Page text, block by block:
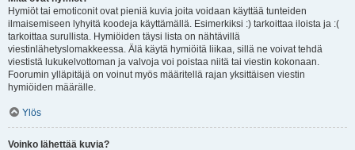
Hymiöt tai emoticonit ovat pieniä kuvia joita voidaan käyttää tunteiden
ilmaisemiseen lyhyitä koodeja käyttämällä. Esimerkiksi :) tarkoittaa iloista ja :(
tarkoittaa surullista. Hymiöiden täysi lista on nähtävillä
viestinlähetyslomakkeessa. Älä käytä hymiöitä liikaa, sillä ne voivat tehdä
viestistä lukukelvottoman ja valvoja voi poistaa niitä tai viestin kokonaan.
Foorumin ylläpitäjä on voinut myös määritellä rajan yksittäisen viestin
hymiöiden määrälle.
Ylös
Voinko lähettää kuvia?